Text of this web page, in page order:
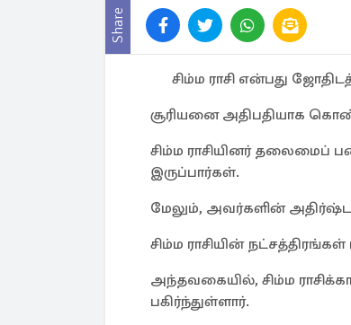
Share
சிம்ம ராசி என்பது
சூரியனை அதிபதியாக
சிம்ம ராசியினர்
இருப்பார்கள்.
மேலும், அவர்களின் அதிர்ஷ்ட
சிம்ம ராசியின்
அந்தவகையில், சிம்ம
பகிர்ந்துள்ளார்.